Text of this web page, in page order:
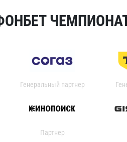
Генеральный партнер
Партнер